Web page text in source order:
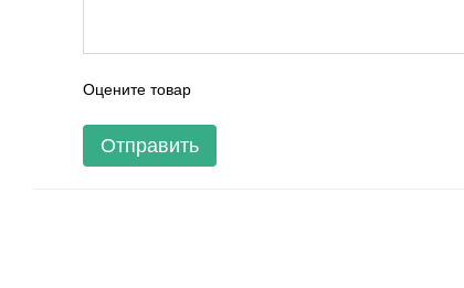
Оцените товар
Отправить